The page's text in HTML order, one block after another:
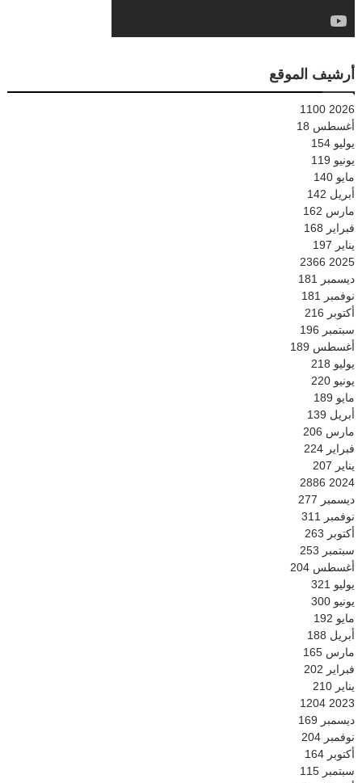
أرشيف الموقع
2026
1100
أغسطس 18
يوليو 154
يونيو 119
مايو 140
أبريل 142
مارس 162
فبراير 168
يناير 197
2025
2366
ديسمبر 181
نوفمبر 181
أكتوبر 216
سبتمبر 196
أغسطس 189
يوليو 218
يونيو 220
مايو 189
أبريل 139
مارس 206
فبراير 224
يناير 207
2024
2886
ديسمبر 277
نوفمبر 311
أكتوبر 263
سبتمبر 253
أغسطس 204
يوليو 321
يونيو 300
مايو 192
أبريل 188
مارس 165
فبراير 202
يناير 210
2023
1204
ديسمبر 169
نوفمبر 204
أكتوبر 164
سبتمبر 115